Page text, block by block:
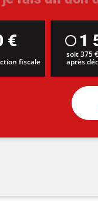
€
fiscale
1
soit 375 €
après